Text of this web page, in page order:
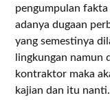
pengumpulan
adanya dugaan
yang semestinya
lingkungan namun
kontraktor maka
kajian dan itu nanti.